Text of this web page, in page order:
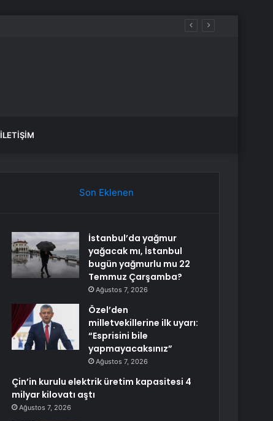
İLETIŞIM
Son Eklenen
İstanbul’da yağmur
yağacak mı, İstanbul
bugün yağmurlu mu 22
Temmuz Çarşamba?
Ağustos 7, 2026
Özel’den
milletvekillerine ilk uyarı:
“Esprisini bile
yapmayacaksınız”
Ağustos 7, 2026
Çin’in kurulu elektrik üretim kapasitesi 4
milyar kilovatı aştı
Ağustos 7, 2026